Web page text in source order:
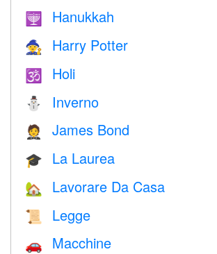
🕎 Hanukkah
🧙 Harry Potter
🕉 Holi
⛄ Inverno
🤵 James Bond
🎓 La Laurea
🏡 Lavorare Da Casa
📜 Legge
🚗 Macchine